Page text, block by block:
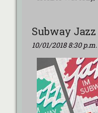
Subway
10/01/2018 8:30 p.m.